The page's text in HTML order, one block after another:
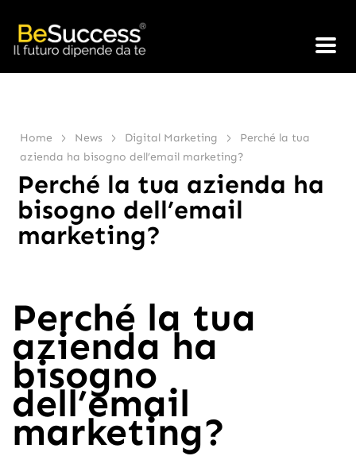
Home > News > Digital Marketing >
Perché la tua
azienda ha bisogno dell’email marketing?
Perché la tua azienda ha
bisogno dell’email
marketing?
Perché la tua
azienda ha
bisogno
dell’email
marketing?